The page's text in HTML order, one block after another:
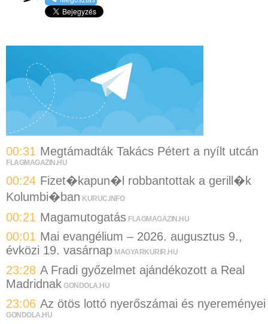
00:31 Megtámadták Takács Pétert a nyílt utcán
FLAGMAGAZIN.HU
00:24 Fizet�kapun�l robbantottak a gerill�k
Kolumbi�ban KURUC.INFO
00:21 Magamutogatás FLAGMAGAZIN.HU
00:01 Mai evangélium – 2026. augusztus 9.,
évközi 19. vasárnap MAGYARKURIR.HU
23:28 A Fradi győzelmet ajándékozott a Real
Madridnak GONDOLA.HU
23:06 Az ötös lottó nyerőszámai és nyereményei
GONDOLA.HU